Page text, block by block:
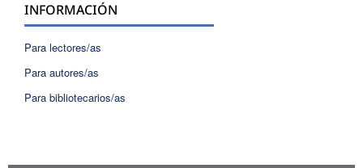
INFORMACIÓN
Para lectores/as
Para autores/as
Para bibliotecarios/as